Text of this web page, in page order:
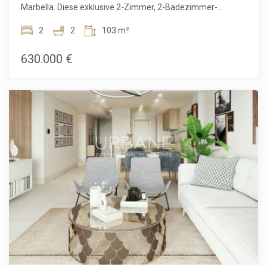
Marbella. Diese exklusive 2-Zimmer, 2-Badezimmer-
durch eine geräumige Terrasse mit atemberaubendem
das natürliche Licht zu maximieren, verfügt die Wohnung
über große Terrassentüren, die die Wohnbereiche nahtlos
Gästen, während die moderne, voll ausgestattete Küche
Komfort und Stil bietet. Das Hauptschlafzimmer verfügt
über ein eigenes Badezimmer und bietet einen privaten
Rückzugsort mit herrlichem Ausblick.Altura 160 ist Teil der
prestigeträchtigen privaten Urbanisation "La Hacienda del
Señorío de Cifuentes", die den Bewohnern Zugang zu vier
Schwimmbädern, weitläufigen Gärten und exklusiven
Concierge-Services bietet. Die Entwicklung liegt auf einem
ruhigen Hügel und garantiert Privatsphäre und Sicherheit in
einem der sichersten Wohngebiete an der Costa del
Sol.Jede Wohnung verfügt über einen
Tiefgaragenstellplatz, der für die Installation einer
Ladestation für Elektrofahrzeuge vorgerüstet ist, sowie
über einen privaten Abstellraum. Die geschlossene Anlage
bietet Sicherheit und Ruhe mit privatem Zugang,
2 2 103 m²
630.000 €